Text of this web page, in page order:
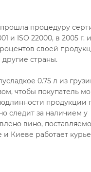
прошла процедуру
и ISO 22000, в 2005 г.
своей
страны.
0.75 л из
чтобы покупатель
продукции
следит за наличием у
вино,
Киеве работает